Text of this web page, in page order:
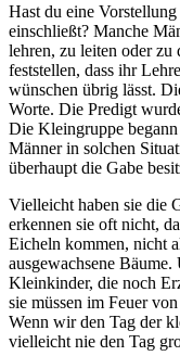
Hast du eine
einschließt? Manche
lehren, zu leiten oder zu
feststellen, dass ihr
wünschen übrig lässt.
Worte. Die Predigt
Die Kleingruppe
Männer in solchen
überhaupt die Gabe
Vielleicht haben sie die
erkennen sie oft nicht,
Eicheln kommen, nicht
ausgewachsene
Kleinkinder, die noch
sie müssen im Feuer
Wenn wir den Tag der
vielleicht nie den Tag